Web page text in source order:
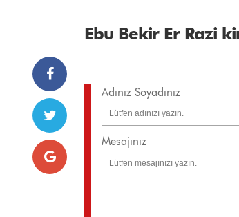
Ebu Bekir Er Razi
Adınız Soyadınız
Mesajınız